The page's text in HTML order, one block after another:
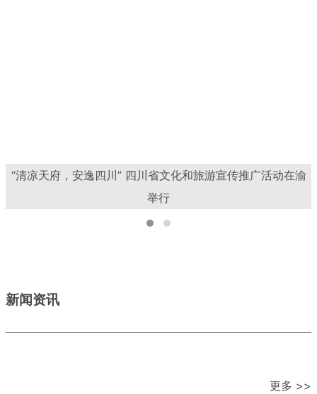
“清凉天府，安逸四川” 四川省文化和旅游宣传推广活动在渝
举行
新闻资讯
更多 >>